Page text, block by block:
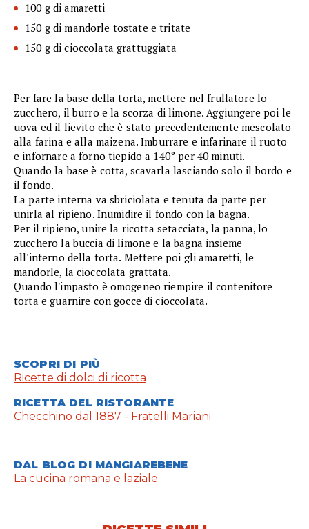
100 g di amaretti
150 g di mandorle tostate e tritate
150 g di cioccolata grattuggiata
Per fare la base della torta, mettere nel frullatore lo
zucchero, il burro e la scorza di limone. Aggiungere poi le
uova ed il lievito che è stato precedentemente mescolato
alla farina e alla maizena. Imburrare e infarinare il ruoto
e infornare a forno tiepido a 140° per 40 minuti.
Quando la base è cotta, scavarla lasciando solo il bordo e
il fondo.
La parte interna va sbriciolata e tenuta da parte per
unirla al ripieno. Inumidire il fondo con la bagna.
Per il ripieno, unire la ricotta setacciata, la panna, lo
zucchero la buccia di limone e la bagna insieme
all'interno della torta. Mettere poi gli amaretti, le
mandorle, la cioccolata grattata.
Quando l'impasto è omogeneo riempire il contenitore
torta e guarnire con gocce di cioccolata.
SCOPRI DI PIÙ
Ricette di dolci di ricotta
RICETTA DEL RISTORANTE
Checchino dal 1887 - Fratelli Mariani
DAL BLOG DI MANGIAREBENE
La cucina romana e laziale